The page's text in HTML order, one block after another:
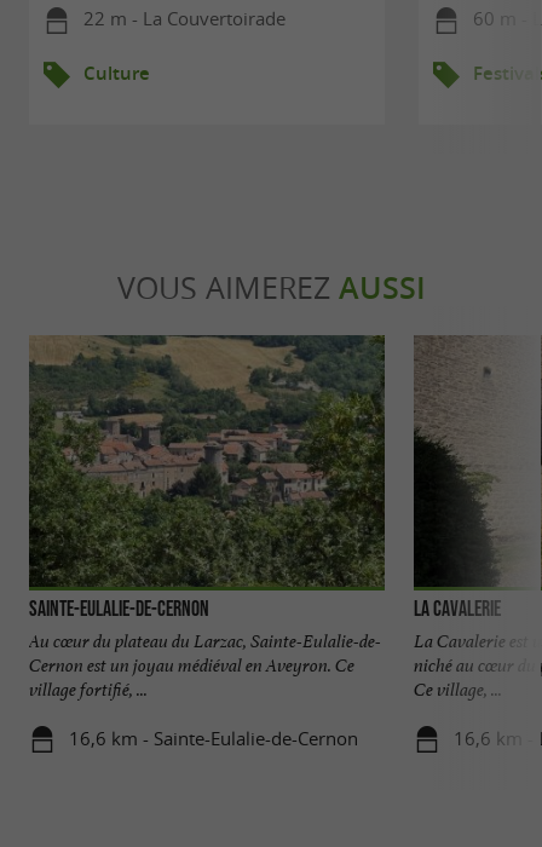
22 m - La Couvertoirade
Culture
60 m -
VOUS AIMEREZ AUSSI
Sainte-Eulalie-de-Cernon
Au cœur du plateau du Larzac, Sainte-Eulalie-de-
Cernon est un joyau médiéval en Aveyron. Ce
village fortifié, ...
16,6 km - Sainte-Eulalie-de-Cernon
La Cavalerie
La Cavalerie est
niché au cœur du
Ce village, ...
16,6 km -